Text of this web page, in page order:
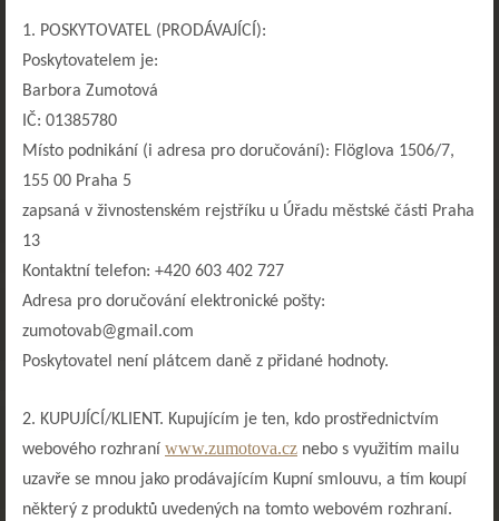
1. POSKYTOVATEL (PRODÁVAJÍCÍ):
Poskytovatelem je:
Barbora Zumotová
IČ: 01385780
Místo podnikání (i adresa pro doručování): Flöglova 1506/7,
155 00 Praha 5
zapsaná v živnostenském rejstříku u Úřadu městské části Praha
13
Kontaktní telefon: +420 603 402 727
Adresa pro doručování elektronické pošty:
zumotovab@gmail.com
Poskytovatel není plátcem daně z přidané hodnoty.
2. KUPUJÍCÍ/KLIENT. Kupujícím je ten, kdo prostřednictvím
webového rozhraní www.zumotova.cz nebo s využitím mailu
uzavře se mnou jako prodávajícím Kupní smlouvu, a tím koupí
některý z produktů uvedených na tomto webovém rozhraní.